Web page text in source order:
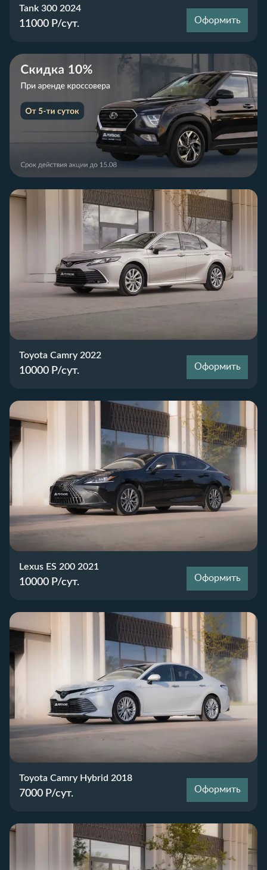
Tank 300 2024
11000 Р/сут. Оформить
Toyota Camry 2022
10000 Р/сут. Оформить
Lexus ES 200 2021
10000 Р/сут. Оформить
Toyota Camry Hybrid 2018
7000 Р/сут. Оформить